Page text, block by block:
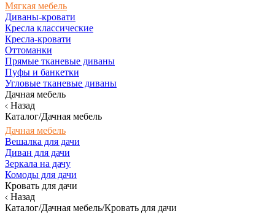
Мягкая мебель
Диваны-кровати
Кресла классические
Кресла-кровати
Оттоманки
Прямые тканевые диваны
Пуфы и банкетки
Угловые тканевые диваны
Дачная мебель
Назад
Каталог/Дачная мебель
Дачная мебель
Вешалка для дачи
Диван для дачи
Зеркала на дачу
Комоды для дачи
Кровать для дачи
Назад
Каталог/Дачная мебель/Кровать для дачи